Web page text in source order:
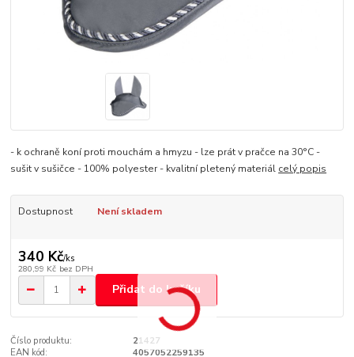
- k ochraně koní proti mouchám a hmyzu - lze prát v pračce na 30°C -
sušit v sušičce - 100% polyester - kvalitní pletený materiál celý popis
Dostupnost Není skladem
340 Kč/ks
280,99 Kč bez DPH
Přidat do košíku
Číslo produktu:
21427
EAN kód:
4057052259135